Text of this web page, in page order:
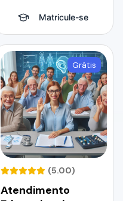
Matricule-se
Grátis
(5.00)
Atendimento